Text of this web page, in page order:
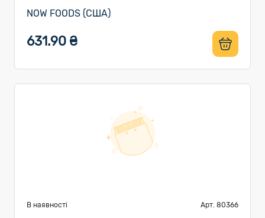
NOW FOODS (США)
631.90 ₴
В наявності Арт. 80366